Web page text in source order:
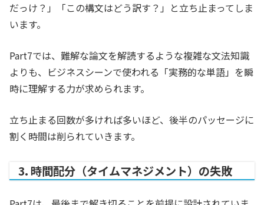
だっけ？」「この構文はどう訳す？」と立ち止まってしま
います。
Part7では、難解な論文を解読するような複雑な文法知識
よりも、ビジネスシーンで使われる「実務的な単語」を瞬
時に理解する力が求められます。
立ち止まる回数が多ければ多いほど、後半のパッセージに
割く時間は削られていきます。
3. 時間配分（タイムマネジメント）の失敗